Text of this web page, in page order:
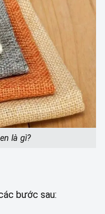
là gì?
bước sau: